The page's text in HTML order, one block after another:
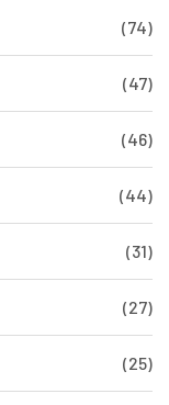
(74)
(47)
(46)
(44)
(31)
(27)
(25)